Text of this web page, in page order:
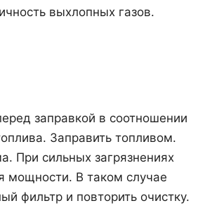
выхлопных газов.
заправкой в соотношении
Заправить топливом.
При сильных загрязнениях
мощности. В таком случае
фильтр и повторить очистку.